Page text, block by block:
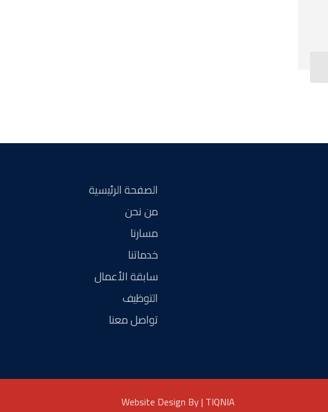
الصفحة الرئيسية
من نحن
مسارنا
خدماتنا
سابقة الأعمال
التوظيف
تواصل معنا
Website Design By | TIQNIA